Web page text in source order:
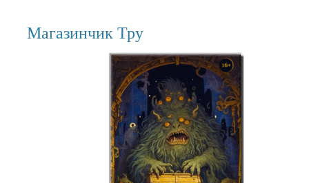
Магазинчик Тру